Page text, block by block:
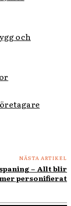
och
NÄSTA ARTIKEL
– Allt blir
mer personifierat